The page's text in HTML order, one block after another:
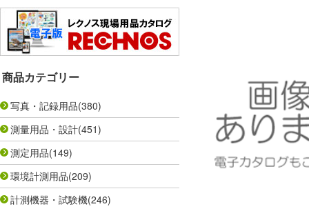
商品カテゴリー
写真・記録用品(380)
測量用品・設計(451)
測定用品(149)
環境計測用品(209)
計測機器・試験機(246)